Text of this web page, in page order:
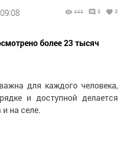
444 0 0
более 23 тысяч
для каждого человека,
и доступной делается
на селе.